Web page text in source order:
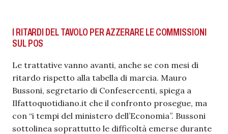
I RITARDI DEL TAVOLO PER AZZERARE LE COMMISSIONI
SUL POS
Le trattative vanno avanti, anche se con mesi di
ritardo rispetto alla tabella di marcia. Mauro
Bussoni, segretario di Confesercenti, spiega a
Ilfattoquotidiano.it che il confronto prosegue, ma
con “i tempi del ministero dell’Economia”. Bussoni
sottolinea soprattutto le difficoltà emerse durante